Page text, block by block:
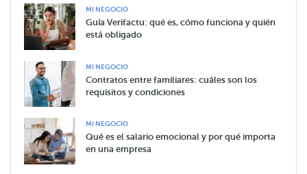
MI NEGOCIO
Guía Verifactu: qué es, cómo funciona y quién
está obligado
MI NEGOCIO
Contratos entre familiares: cuáles son los
requisitos y condiciones
MI NEGOCIO
Qué es el salario emocional y por qué importa
en una empresa